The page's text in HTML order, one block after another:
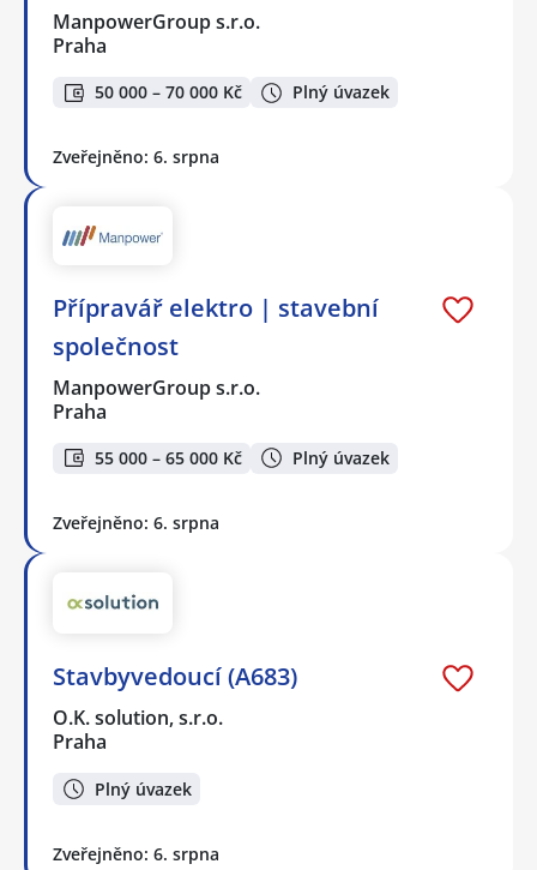
ManpowerGroup s.r.o.
Praha
50 000 – 70 000 Kč Plný úvazek
Zveřejněno: 6. srpna
Přípravář elektro | stavební
společnost
ManpowerGroup s.r.o.
Praha
55 000 – 65 000 Kč Plný úvazek
Zveřejněno: 6. srpna
Stavbyvedoucí (A683)
O.K. solution, s.r.o.
Praha
Plný úvazek
Zveřejněno: 6. srpna